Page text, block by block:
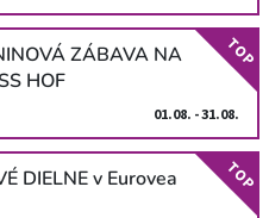
ZÁBAVA NA
HOF
01.08. - 31.08.
TOP
DIELNE v Eurovea TOP